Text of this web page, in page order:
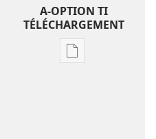
A-OPTION TI
TÉLÉCHARGEMENT
A-